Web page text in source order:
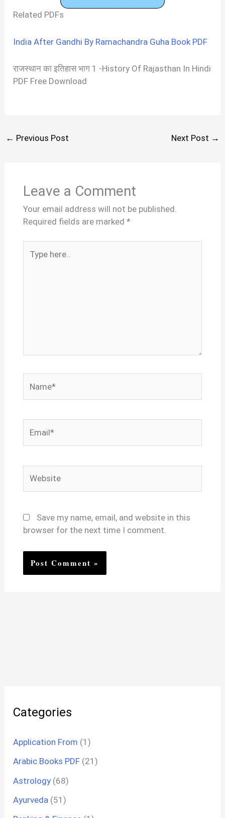
Related PDFs
India After Gandhi By Ramachandra Guha Book PDF
राजस्थान का इतिहास भाग 1 -History Of Rajasthan In Hindi
PDF Free Download
← Previous Post Next Post →
Leave a Comment
Your email address will not be published.
Required fields are marked *
here..
Save my name, email, and website in this
browser for the next time I comment.
Categories
Application From (1)
Arabic Books PDF (21)
Astrology (68)
Ayurveda (51)